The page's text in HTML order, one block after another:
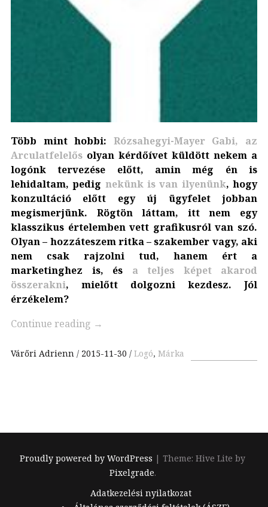
Több mint hobbi: Rózsahegyi-Mayer Gabi, az
Arculatfelelős olyan kérdőívet küldött nekem a
logónk tervezése előtt, amin még én is
lehidaltam, pedig nekünk is van ilyenünk, hogy
konzultáció előtt egy új ügyfelet jobban
megismerjünk. Rögtön láttam, itt nem egy
klasszikus értelemben vett grafikusról van szó.
Olyan – hozzáteszem ritka – szakember vagy, aki
nem csak rajzolni tud, hanem ért a
marketinghez is, és
a teljes képet akarod
összerakni, mielőtt dolgozni kezdesz. Jól
érzékelem?
Continue reading →
Várőri Adrienn 2015-11-30 Logó, Márka
Proudly powered by WordPress |Theme: Hive Lite by
Pixelgrade.
Adatkezelési nyilatkozat